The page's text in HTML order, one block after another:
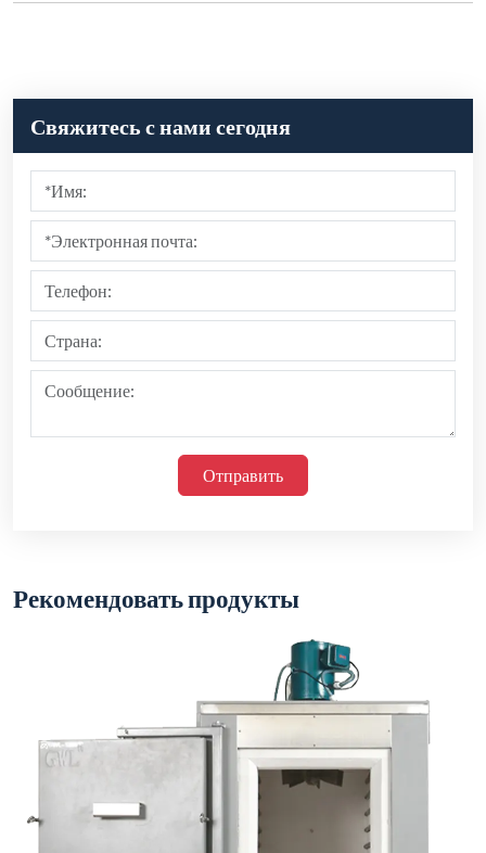
Свяжитесь с нами сегодня
Отправить
Рекомендовать продукты